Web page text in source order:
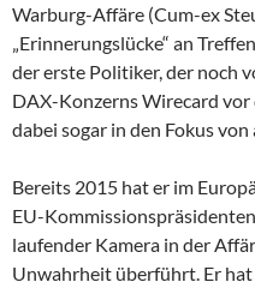
Warburg-Affäre (Cum-ex
„Erinnerungslücke“ an
der erste Politiker, der noch
DAX-Konzerns Wirecard
dabei sogar in den Fokus
Bereits 2015 hat er im
EU-
laufender Kamera in der
Unwahrheit überführt. Er